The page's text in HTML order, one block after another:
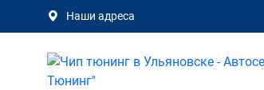
Наши адреса